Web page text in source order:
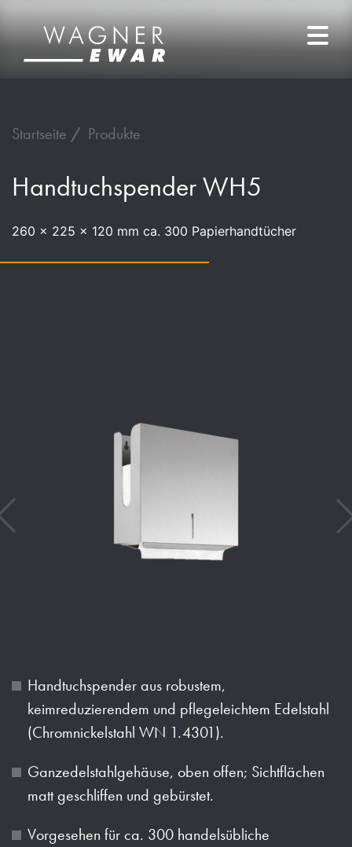
Startseite Produkte
Handtuchspender WH5
260 x 225 x 120 mm ca. 300 Papierhandtücher
Handtuchspender aus robustem,
keimreduzierendem und pflegeleichtem Edelstahl
(Chromnickelstahl WN 1.4301).
Ganzedelstahlgehäuse, oben offen; Sichtflächen
matt geschliffen und gebürstet.
Vorgesehen für ca. 300 handelsübliche